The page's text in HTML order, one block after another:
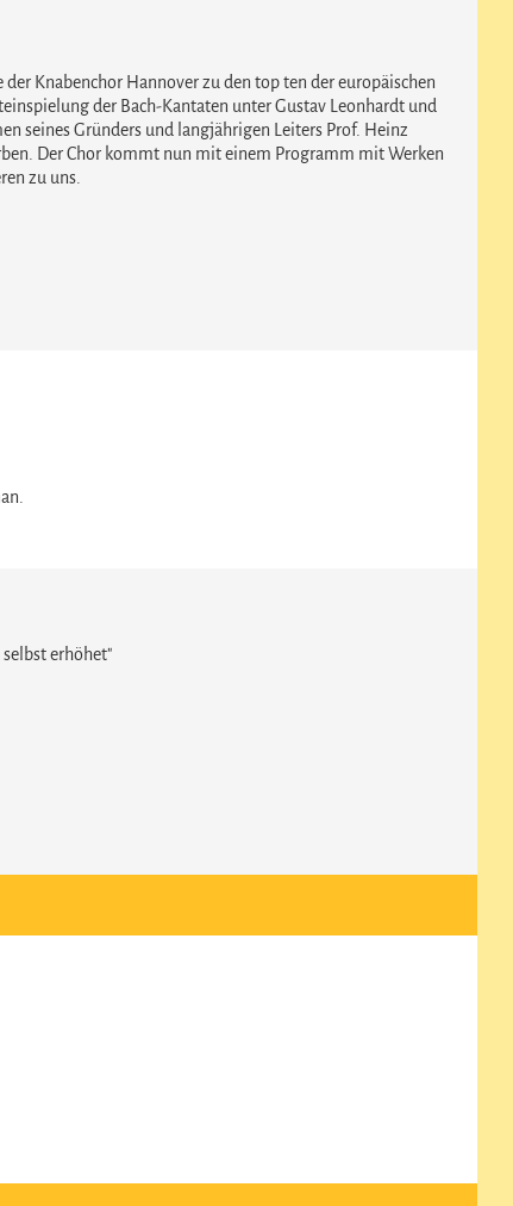
Knabenchor Hannover zu den top ten der europäischen
der Bach-Kantaten unter Gustav Leonhardt und
seines Gründers und langjährigen Leiters Prof. Heinz
Der Chor kommt nun mit einem Programm mit Werken
zu uns.
selbst erhöhet"